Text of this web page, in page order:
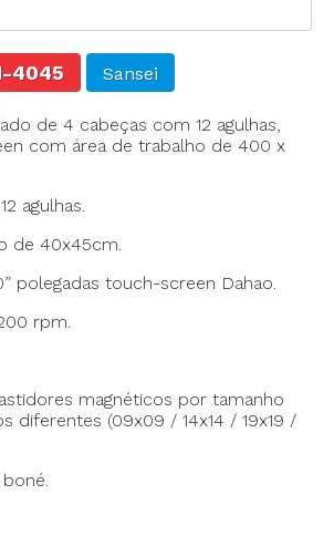
4045 Sansei
de 4 cabeças com 12 agulhas,
com área de trabalho de 400 x
agulhas.
de 40x45cm.
polegadas touch-screen Dahao.
rpm.
magnéticos por tamanho
diferentes (09x09 / 14x14 / 19x19 /